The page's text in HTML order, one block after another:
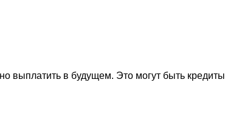
выплатить в будущем. Это могут быть